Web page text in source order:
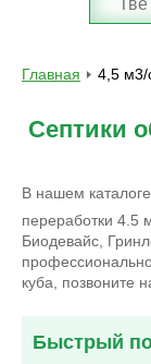
Главная 4,5 м3/
Септики
В нашем
переработки 4.5
Биодевайс,
куба, позвоните
Быстрый